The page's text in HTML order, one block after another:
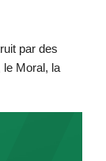
par des
le Moral, la